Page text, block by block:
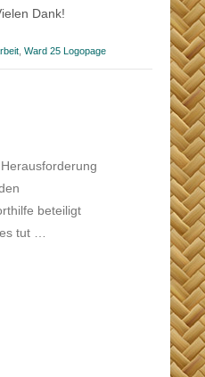
Dank!
Ward 25 Logopage
beteiligt
tut …